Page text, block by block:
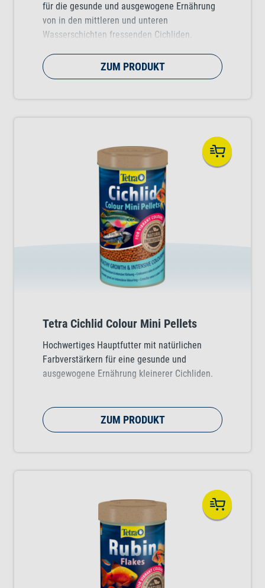
für die gesunde und ausgewogene Ernährung
von in den mittleren und unteren
Wasserschichten fressenden Cichliden.
ZUM PRODUKT
Tetra Cichlid Colour Mini Pellets
Hochwertiges Hauptfutter mit natürlichen
Farbverstärkern für eine gesunde und
ausgewogene Ernährung kleinerer Cichliden.
ZUM PRODUKT